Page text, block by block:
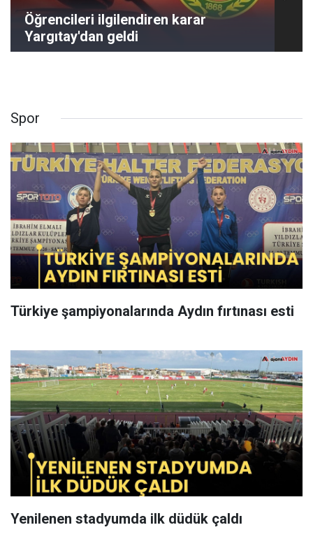
Öğrencileri ilgilendiren karar
Yargıtay'dan geldi
Spor
Türkiye şampiyonalarında Aydın fırtınası esti
Yenilenen stadyumda ilk düdük çaldı